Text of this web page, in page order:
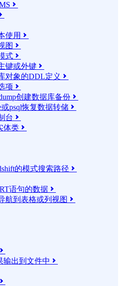

使用 
图 
式 
键或外键 
对象的DDL定义 
项 
创建数据库备份 
或psql恢复数据转储 
台 
体类 
的模式搜索路径 
语句的数据 
航到表格或列视图 

输​​出到文件中 
